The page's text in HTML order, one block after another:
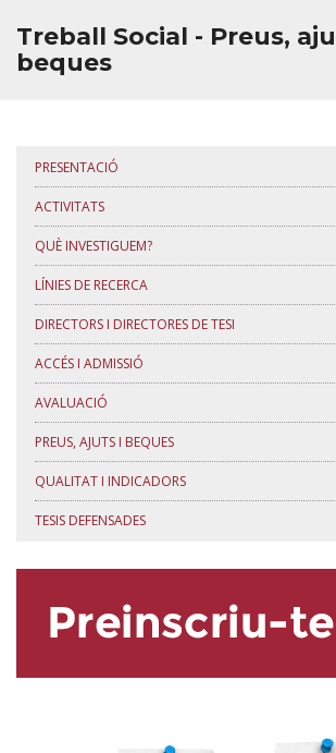
Treball Social - Preus,
beques
PRESENTACIÓ
ACTIVITATS
QUÈ INVESTIGUEM?
LÍNIES DE RECERCA
DIRECTORS I DIRECTORES DE TESI
ACCÉS I ADMISSIÓ
AVALUACIÓ
PREUS, AJUTS I BEQUES
QUALITAT I INDICADORS
TESIS DEFENSADES